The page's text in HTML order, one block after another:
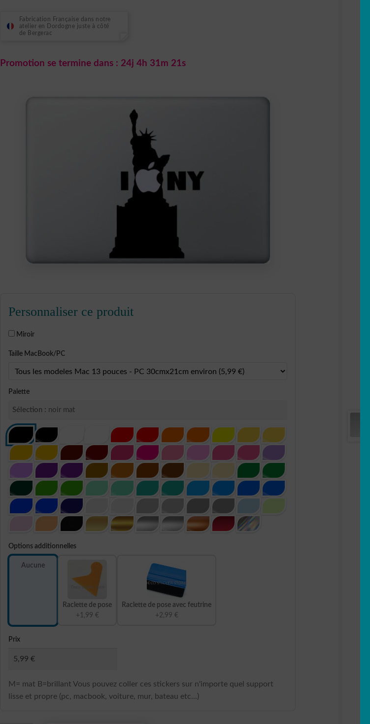
7,99 €.5,99 €.
Fabrication Française dans notre
atelier en Dordogne juste à côté
de Bergerac
Promotion se termine dans : 24j 4h 31m 20s
Personnaliser ce produit
Miroir
Taille MacBook/PC
Palette
Sélection : noir mat
Options additionnelles
Aucune
Raclette de pose
+1,99 €
Raclette de pose avec feutrine
+2,99 €
Prix
M= mat B=brillant Vous pouvez coller ces stickers sur n'importe quel support
lisse et propre (pc, macbook, voiture, mur, bateau etc...)